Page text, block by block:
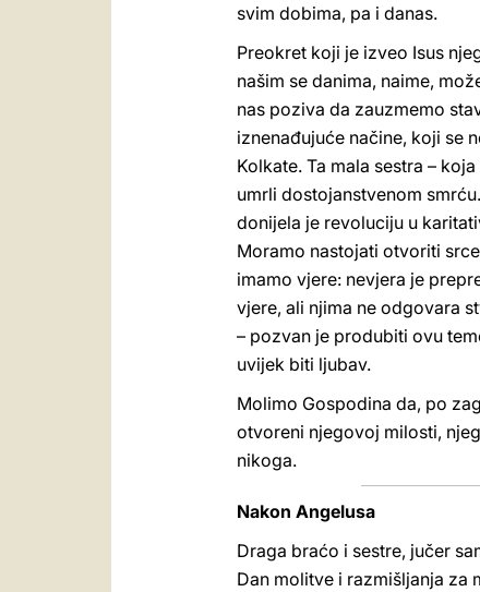
svim dobima, pa i danas.
Preokret koji je izveo Isus
našim se danima, naime,
nas poziva da zauzmemo
iznenađujuće načine, koji se
Kolkate. Ta mala sestra –
umrli dostojanstvenom
donijela je revoluciju u
Moramo nastojati otvoriti
imamo vjere: nevjera je
vjere, ali njima ne odgovara
– pozvan je produbiti ovu
uvijek biti ljubav.
Molimo Gospodina da, po
otvoreni njegovoj milosti,
nikoga.
Nakon Angelusa
Draga braćo i sestre, jučer
Dan molitve i razmišljanja za